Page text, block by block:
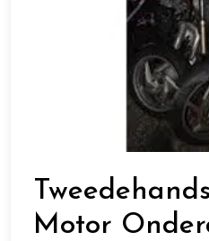
Motor